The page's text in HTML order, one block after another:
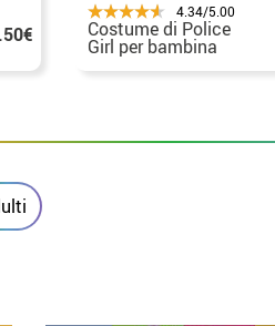
4.34/5.00
Costume di Police
Girl per bambina